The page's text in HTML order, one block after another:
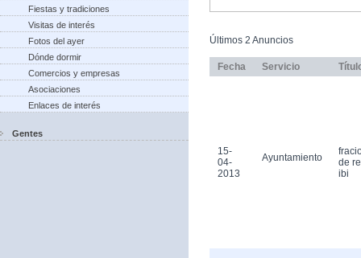
Fiestas y tradiciones
Visitas de interés
Fotos del ayer
Dónde dormir
Comercios y empresas
Asociaciones
Enlaces de interés
Gentes
Últimos 2 Anuncios
Fecha Servicio
15-
04-
2013
Ayuntamiento
de
ibi